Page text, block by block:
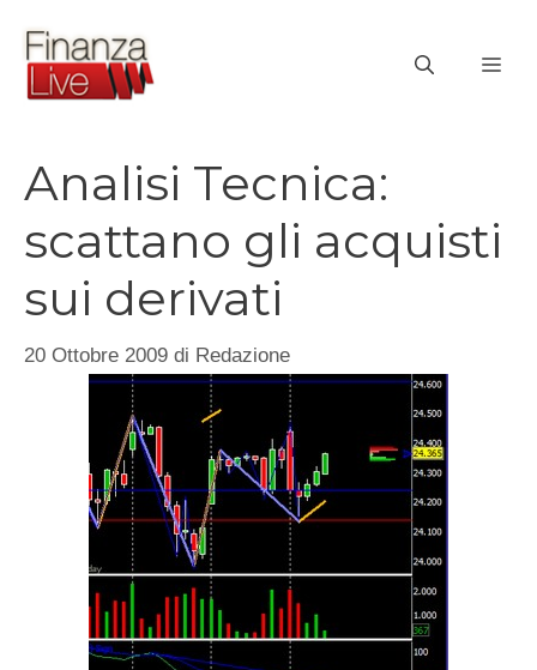
contenuto
Analisi Tecnica:
scattano gli acquisti
sui derivati
20 Ottobre 2009 di Redazione